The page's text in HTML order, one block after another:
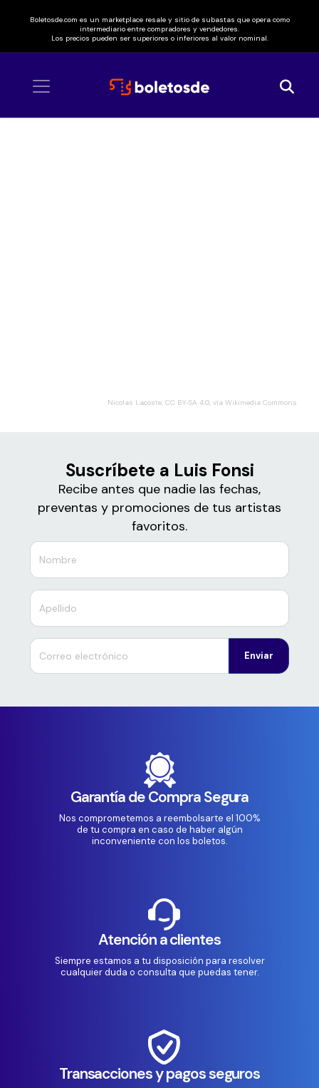
Boletosde.com es un marketplace resale y sitio de subastas que opera como
intermediario entre compradores y vendedores.
Los precios pueden ser superiores o inferiores al valor nominal.
Nicolas Lacoste, CC BY-SA 4.0, vía Wikimedia Commons
Suscríbete a Luis Fonsi
Recibe antes que nadie las fechas,
preventas y promociones de tus artistas
favoritos.
Enviar
Garantía de Compra Segura
Nos comprometemos a reembolsarte el 100%
de tu compra en caso de haber algún
inconveniente con los boletos.
Atención a clientes
Siempre estamos a tu disposición para resolver
cualquier duda o consulta que puedas tener.
Transacciones y pagos seguros